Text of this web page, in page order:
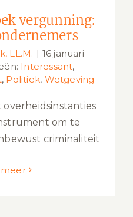
vergunning:
LL.M. | 16 januari
Interessant,
, Politiek, Wetgeving
om te
criminaliteit
meer